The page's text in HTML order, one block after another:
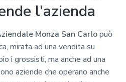
l’azienda
Monza San Carlopuò
mirata ad una vendita su
i grossisti, ma anche ad una
aziende che operano anche